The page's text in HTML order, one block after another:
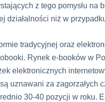
z tego pomysłu
działalności niż w
tradycyjnej oraz
Rynek e-booków w
elektronicznych
uznawani za zagorzałych
30-40 pozycji w roku.